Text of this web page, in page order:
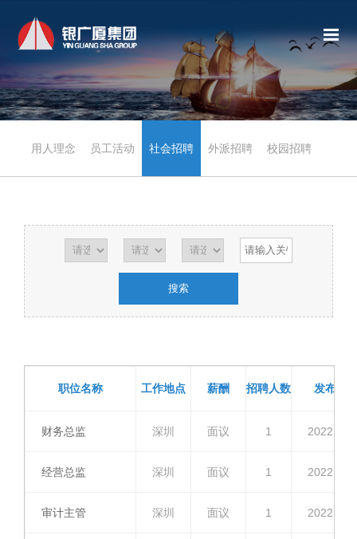
用人理念 员工活动 社会招聘 外派招聘 校园招聘
职位名称 工作地点 薪酬 招聘人数 发布时
财务总监 深圳 面议 1
经营总监 深圳 面议 1
审计主管 深圳 面议 1